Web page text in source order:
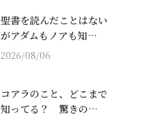
聖書を読んだことはない
がアダムもノアも知…
2026/08/06
コアラのこと、どこまで
知ってる？ 驚きの…